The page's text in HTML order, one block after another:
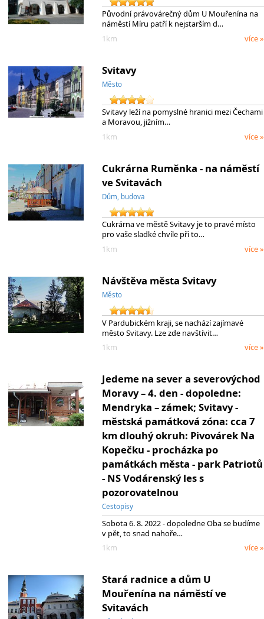
Původní právovárečný dům U Mouřenína na
náměstí Míru patří k nejstarším d…
1km
více »
Svitavy
Město
Svitavy leží na pomyslné hranici mezi Čechami
a Moravou, jižním…
1km
více »
Cukrárna Ruměnka - na náměstí
ve Svitavách
Dům, budova
Cukrárna ve městě Svitavy je to pravé místo
pro vaše sladké chvíle při to…
1km
více »
Návštěva města Svitavy
Město
V Pardubickém kraji, se nachází zajímavé
město Svitavy. Lze zde navštívit…
1km
více »
Jedeme na sever a severovýchod
Moravy – 4. den - dopoledne:
Mendryka – zámek; Svitavy -
městská památková zóna: cca 7
km dlouhý okruh: Pivovárek Na
Kopečku - procházka po
památkách města - park Patriotů
- NS Vodárenský les s
pozorovatelnou
Cestopisy
Sobota 6. 8. 2022 - dopoledne Oba se budíme
v pět, to snad nahoře…
1km
více »
Stará radnice a dům U
Mouřenína na náměstí ve
Svitavách